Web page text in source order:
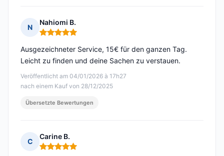
N
Nahiomi B.
Hinweis: 5 von 5
Veröffentlicht am 04/01/2026 à 17h27
nach einem Kauf von 28/12/2025
Ausgezeichneter Service, 15€ für den ganzen Tag.
Leicht zu finden und deine Sachen zu verstauen.
Übersetzte Bewertungen
C
Carine B.
Hinweis: 5 von 5